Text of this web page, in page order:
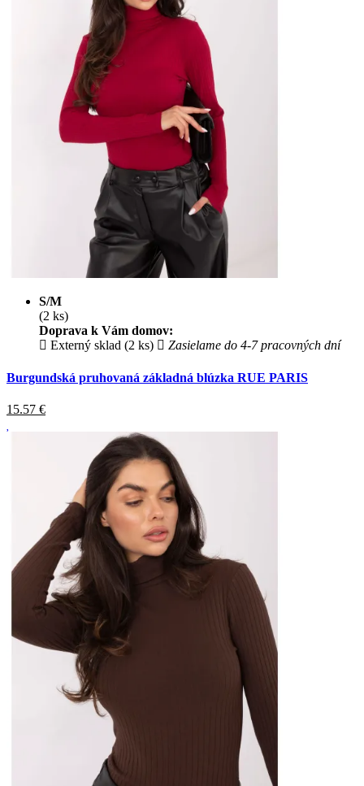
S/M
(2 ks)
Doprava k Vám domov:
Externý sklad (2 ks)
Zasielame do 4-7 pracovných dní
Burgundská pruhovaná základná blúzka RUE PARIS
15.57 €